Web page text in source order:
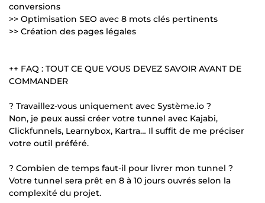
conversions
>> Optimisation SEO avec 8 mots clés pertinents
>> Création des pages légales
++ FAQ : TOUT CE QUE VOUS DEVEZ SAVOIR AVANT DE
COMMANDER
? Travaillez-vous uniquement avec Système.io ?
Non, je peux aussi créer votre tunnel avec Kajabi,
Clickfunnels, Learnybox, Kartra… Il suffit de me préciser
votre outil préféré.
? Combien de temps faut-il pour livrer mon tunnel ?
Votre tunnel sera prêt en 8 à 10 jours ouvrés selon la
complexité du projet.